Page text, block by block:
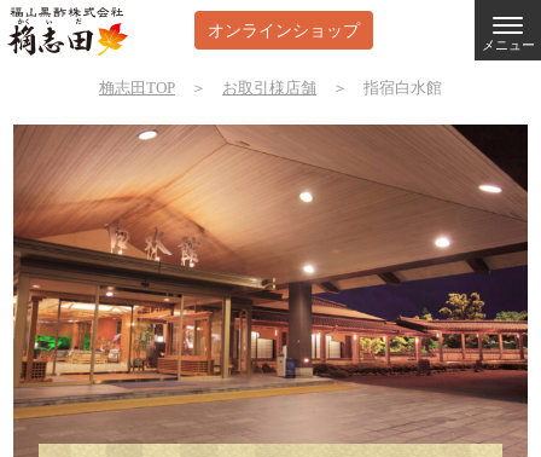
オンラインショップ
メニュー
桷志田TOP ＞ お取引様店舗 ＞ 指宿白水館